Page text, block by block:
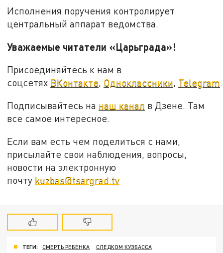
Исполнения поручения контролирует
центральный аппарат ведомства.
Уважаемые читатели «Царьграда»!
Присоединяйтесь к нам в
соцсетях ВКонтакте, Одноклассники, Telegram.
Подписывайтесь на наш канал в Дзене. Там
все самое интересное.
Если вам есть чем поделиться с нами,
присылайте свои наблюдения, вопросы,
новости на электронную
почту kuzbas@tsargrad.tv
ТЕГИ: СМЕРТЬ РЕБЕНКА
СЛЕДКОМ КУЗБАССА